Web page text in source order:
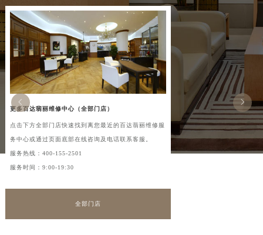
更多百达翡丽维修中心（全部门店）
点击下方全部门店快速找到离您最近的百达翡丽维修服
务中心或通过页面底部在线咨询及电话联系客服。
服务热线： 400-155-2501
服务时间：9:00-19:30
全部门店

